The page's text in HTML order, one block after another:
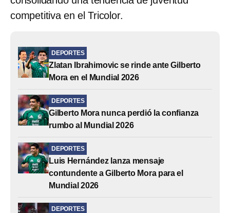
competitiva en el Tricolor.
DEPORTES
Zlatan Ibrahimovic se rinde ante Gilberto
Mora en el Mundial 2026
DEPORTES
Gilberto Mora nunca perdió la confianza
rumbo al Mundial 2026
DEPORTES
Luis Hernández lanza mensaje
contundente a Gilberto Mora para el
Mundial 2026
DEPORTES